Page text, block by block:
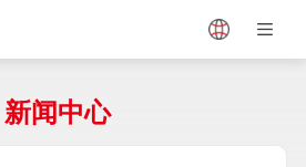
Vietnam
新闻中心